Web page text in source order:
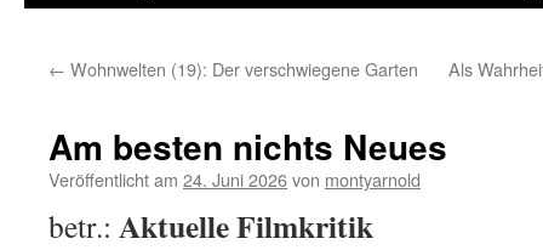
← Wohnwelten (19): Der verschwiegene Garten Als
Am besten nichts Neues
Veröffentlicht am 24. Juni 2026von montyarnold
betr.: Aktuelle Filmkritik